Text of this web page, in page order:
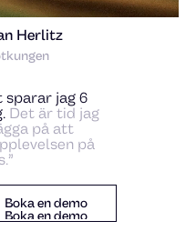
Herlitz
sparar jag 6
Det är tid jag
på att
på
Boka en demo
Boka en demo
Boka en demo